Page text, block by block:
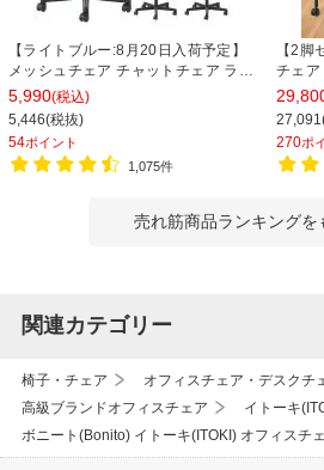
【ライトブルー:8月20日入荷予定】
メッシュチェア チャットチェア ラン
バーサポート オフィスチェア デスク
チェア 会議椅子 幅580×奥行580×高
さ835-930mm
5,990(税込)
5,446(税抜)
54ポイント
1,075件
【2
チェア
ー付き
565×
大人
ア
270ポ
売れ筋商品ランキングを
関連カテゴリー
椅子・チェア
オフィスチェア・デスクチ
高級ブランドオフィスチェア
イトーキ
ボニート(Bonito) イトーキ(ITOKI) オフィスチ